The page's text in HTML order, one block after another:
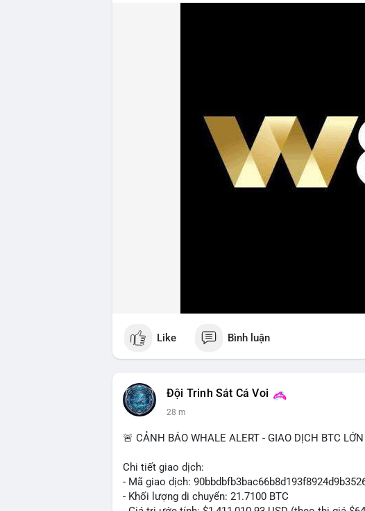
Like Bình luận
Đội Trinh Sát Cá Voi
28 m
🚨 CẢNH BÁO WHALE ALERT - GIAO DỊCH BTC LỚN
Chi tiết giao dịch:
- Mã giao dịch:
- Khối lượng di chuyển: 21.7100 BTC